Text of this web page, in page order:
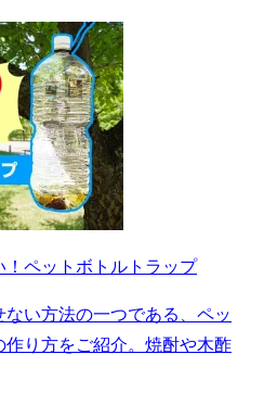
ペットボトルトラップ
い方法の一つである、ペッ
作り方をご紹介。焼酎や木酢